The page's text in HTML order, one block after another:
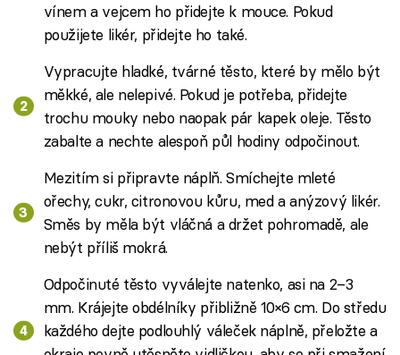
vínem a vejcem ho přidejte k mouce. Pokud
použijete likér, přidejte ho také.
Vypracujte hladké, tvárné těsto, které by mělo být
měkké, ale nelepivé. Pokud je potřeba, přidejte
trochu mouky nebo naopak pár kapek oleje. Těsto
zabalte a nechte alespoň půl hodiny odpočinout.
Mezitím si připravte náplň. Smíchejte mleté
ořechy, cukr, citronovou kůru, med a anýzový likér.
Směs by měla být vláčná a držet pohromadě, ale
nebýt příliš mokrá.
Odpočinuté těsto vyválejte natenko, asi na 2–3
mm. Krájejte obdélníky přibližně 10×6 cm. Do středu
každého dejte podlouhlý váleček náplně, přeložte a